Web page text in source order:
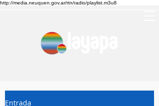
http://media.neuquen.gov.ar/rtn/radio/playlist.m3u8
Entrada